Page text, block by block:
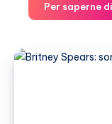
Per saperne